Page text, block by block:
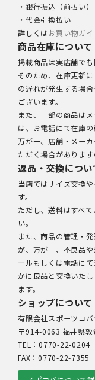
・銀行振込（前払い
・代金引換払い
詳しくはお買い物ガイ
商品在庫について
掲載商品は実店舗でも
そのため、在庫更新
の遅れが発生する場
ございます。
また、一部の商品は
は、お電話にて在庫の
万が一、店舗・メー
ただく場合があります
返品・交換につい
当店ではサイズ交換
す。
ただし、送料はすべ
い。
また、商品の管理・
が、万が一、不良品
ールもしくは電話に
かに良品と交換いた
ます。
ショップについて
有限会社スポーツコバ
〒914-0063 福井県
TEL：0770-22-0204
FAX：0770-22-7355